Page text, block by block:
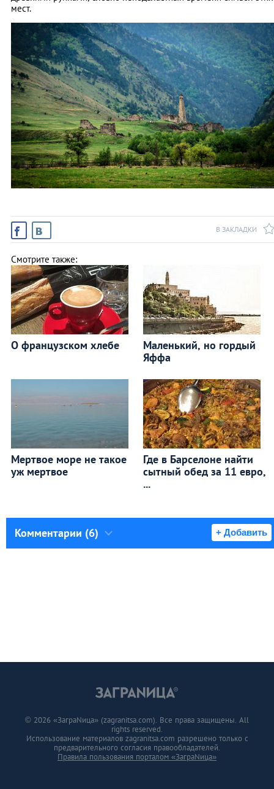
мест.
В ЗАКЛАДКИ
Смотрите также:
О французском хлебе
Маленький, но гордый
Яффа
Мертвое море не такое
уж мертвое
Где в Барселоне найти
сытный обед за 11 евро,
...
Комментарии (6) + Добавить
© 2026 «ЗаграNица» (zagranitsa.com). Все права защищены. All
rights reserved.
Использование материалов zagranitsa.com разрешено только с
предварительного согласия правообладателей.
Правила пользования порталом «ЗаграNица»